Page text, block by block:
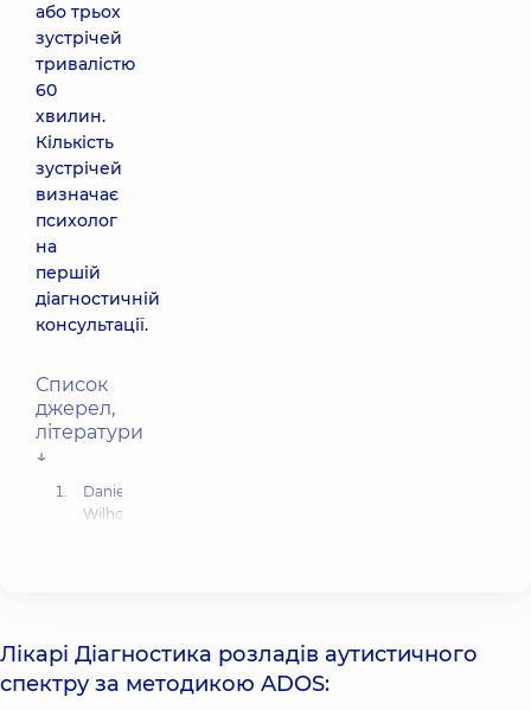
або трьох
зустрічей
тривалістю
60
хвилин.
Кількість
зустрічей
визначає
психолог
на
першій
діагностичній
консультації.
Список
джерел,
літератури
↓
Danielle
Wilhour,
Paul
M
Лікарі Діагностика розладів аутистичного
спектру за методикою ADOS: